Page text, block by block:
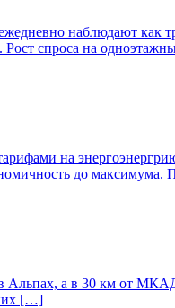
наблюдают как
спроса на
на
до максимума.
Альпах, а в 30 км от
[…]